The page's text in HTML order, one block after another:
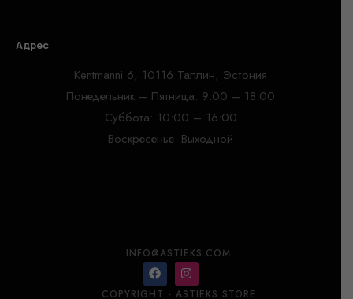
Адрес
Kentmanni 6, 10116 Таллин, Эстония
Понедельник – Пятница: 9:00 – 18:00
Суббота: 10:00 – 16:00
Воскресенье: Выходной
INFO@ASTIEKS.COM
COPYRIGHT - ASTIEKS STORE